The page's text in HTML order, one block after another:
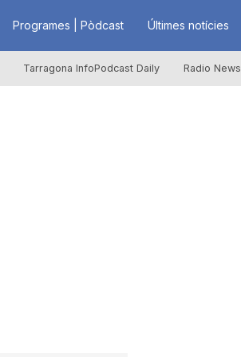
Programes | Pòdcast Últimes notícies
Tarragona InfoPodcast Daily Radio News